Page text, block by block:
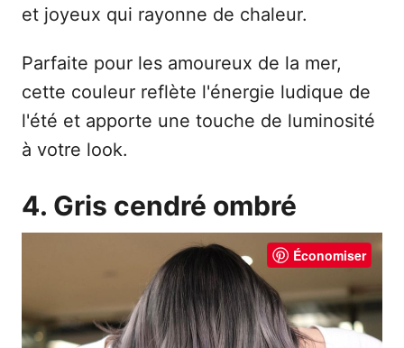
et joyeux qui rayonne de chaleur.
Parfaite pour les amoureux de la mer,
cette couleur reflète l'énergie ludique de
l'été et apporte une touche de luminosité
à votre look.
4. Gris cendré ombré
Économiser